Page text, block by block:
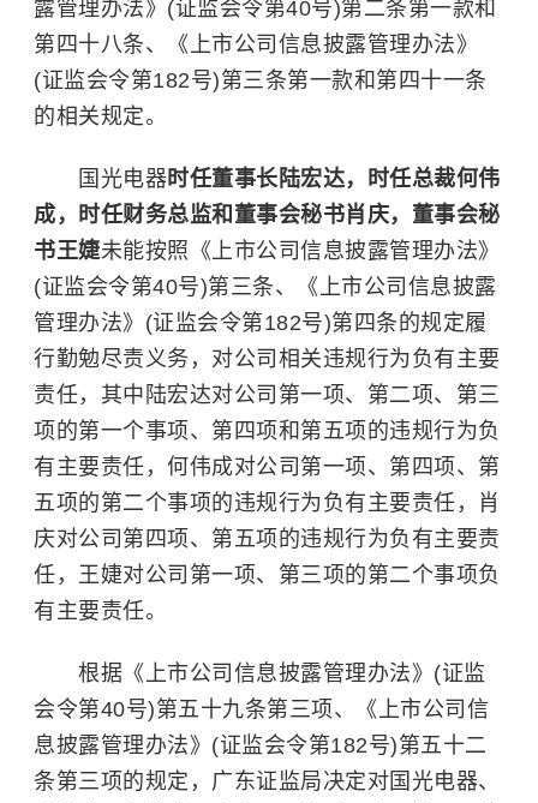
露管理办法》(证监会令第40号)第二条第一款和
第四十八条、《上市公司信息披露管理办法》
(证监会令第182号)第三条第一款和第四十一条
的相关规定。
国光电器时任董事长陆宏达，时任总裁何伟
成，时任财务总监和董事会秘书肖庆，董事会秘
书王婕未能按照《上市公司信息披露管理办法》
(证监会令第40号)第三条、《上市公司信息披露
管理办法》(证监会令第182号)第四条的规定履
行勤勉尽责义务，对公司相关违规行为负有主要
责任，其中陆宏达对公司第一项、第二项、第三
项的第一个事项、第四项和第五项的违规行为负
有主要责任，何伟成对公司第一项、第四项、第
五项的第二个事项的违规行为负有主要责任，肖
庆对公司第四项、第五项的违规行为负有主要责
任，王婕对公司第一项、第三项的第二个事项负
有主要责任。
根据《上市公司信息披露管理办法》(证监
会令第40号)第五十九条第三项、《上市公司信
息披露管理办法》(证监会令第182号)第五十二
条第三项的规定，广东证监局决定对国光电器、